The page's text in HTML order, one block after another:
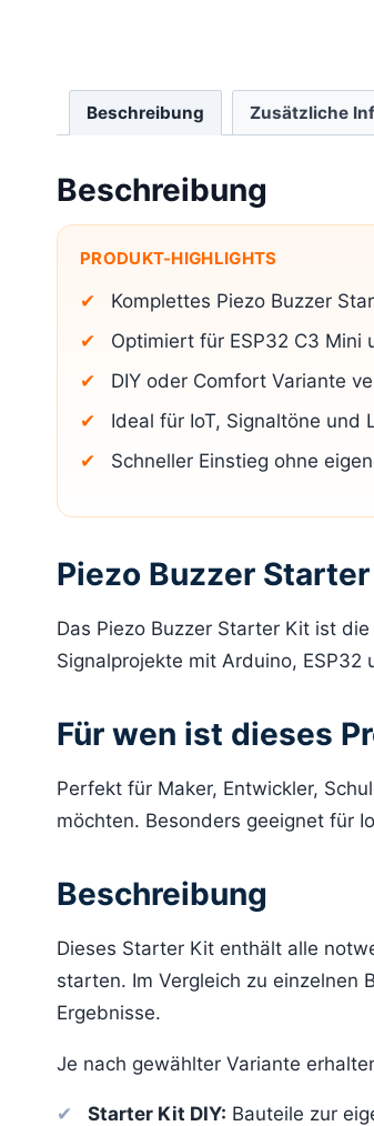
Beschreibung Zusätzliche
Beschreibung
PRODUKT-HIGHLIGHTS
Komplettes Piezo Buzzer
Optimiert für ESP32 C3 Mini
DIY oder Comfort Variante
Ideal für IoT, Signaltöne und
Schneller Einstieg ohne
Piezo Buzzer
Das Piezo Buzzer Starter Kit ist
Signalprojekte mit Arduino, ESP32
Für wen ist dieses
Perfekt für Maker, Entwickler,
möchten. Besonders geeignet für
Beschreibung
Dieses Starter Kit enthält alle
starten. Im Vergleich zu einzelnen
Ergebnisse.
Je nach gewählter Variante
Starter Kit DIY: Bauteile zur